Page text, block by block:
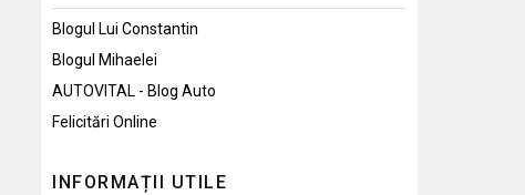
Blogul Lui Constantin
Blogul Mihaelei
AUTOVITAL - Blog Auto
Felicitări Online
INFORMAȚII UTILE